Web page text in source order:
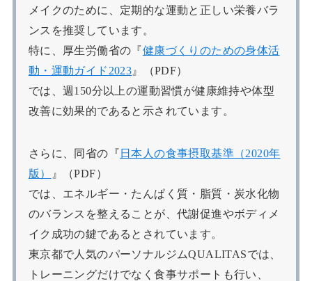
メイクのために、定期的な運動と正しい栄養バラ
ンスを推奨しています。
特に、厚生労働省の『健康づくりのための身体活
動・運動ガイド2023 』（PDF）
では、週150分以上の運動習慣が健康維持や体型
改善に効果的であると示されています。
さらに、同省の『 日本人の食事摂取基準（2020年
版）
』（PDF）
では、エネルギー・たんぱく質・脂質・炭水化物
のバランスを整えることが、代謝促進やボディメ
イク成功の鍵であるとされています。
東京都で人気のパーソナルジムQUALITASでは、
トレーニングだけでなく食事サポートも行い、